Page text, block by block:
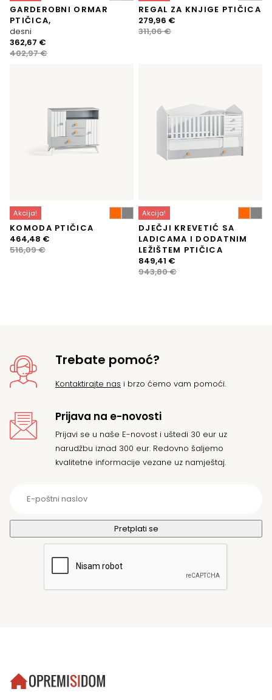
GARDEROBNI ORMAR
PTIČICA,
desni
402,97€
Izvorna
cijena
362,67 €
Trenutna
cijena
REGAL ZA KNJIGE PTIČICA
311,06€
Izvorna
cijena
279,96 €
Trenutna
cijena
Akcija!
KOMODA PTIČICA
516,09€
Izvorna
cijena
464,48 €
Trenutna
cijena
Akcija!
DJEČJI KREVETIĆ SA
LADICAMA I DODATNIM
LEŽIŠTEM PTIČICA
943,80€
Izvorna
cijena
849,41 €
Trenutna
cijena
Trebate pomoć?
Kontaktirajte nas i brzo ćemo vam pomoći.
Prijava na e-novosti
Prijavi se u naše E-novost i uštedi 30 eur uz
narudžbu iznad 300 eur. Redovno šaljemo
kvalitetne informacije vezane uz namještaj.